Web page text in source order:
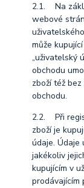
2.1. Na
webové
může
„uživatelský
obchodu
zboží též
obchodu.
2.2. Při
zboží je
údaje. Údaje
jakékoliv
kupujícím v
prodávajícím